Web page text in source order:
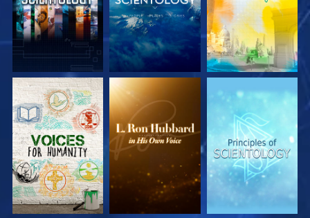
DÉCOUVRIR LES
SÉRIES
DÉCOUVRIR LES
SÉRIES
DÉCOUVRIR LES
SÉRIES